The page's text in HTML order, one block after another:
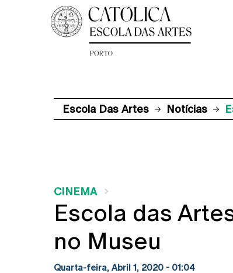
Escola Das Artes Notícias
CINEMA
Escola das
no Museu
Quarta-feira, Abril 1, 2020 - 01:04